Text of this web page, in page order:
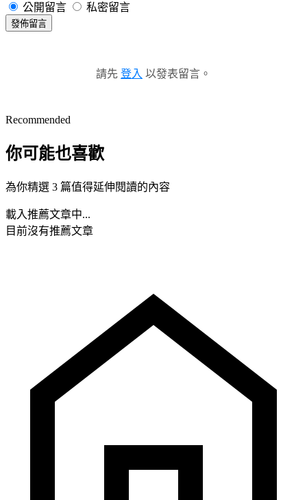
公開留言 私密留言
發佈留言
請先 登入 以發表留言。
Recommended
你可能也喜歡
為你精選 3 篇值得延伸閱讀的內容
載入推薦文章中...
目前沒有推薦文章